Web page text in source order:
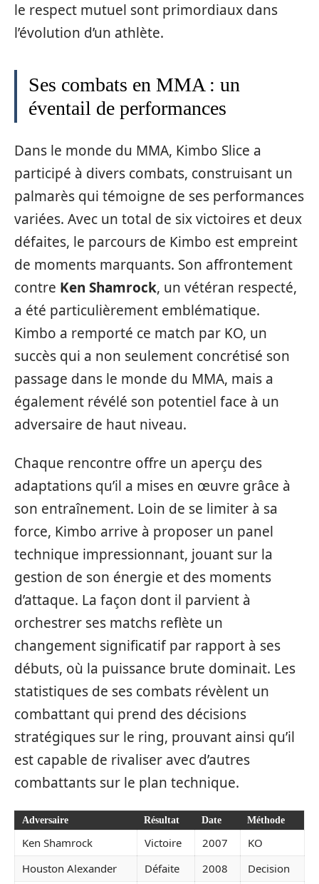
le respect mutuel sont primordiaux dans
l’évolution d’un athlète.
Ses combats en MMA : un
éventail de performances
Dans le monde du MMA, Kimbo Slice a
participé à divers combats, construisant un
palmarès qui témoigne de ses performances
variées. Avec un total de six victoires et deux
défaites, le parcours de Kimbo est empreint
de moments marquants. Son affrontement
contre Ken Shamrock, un vétéran respecté,
a été particulièrement emblématique.
Kimbo a remporté ce match par KO, un
succès qui a non seulement concrétisé son
passage dans le monde du MMA, mais a
également révélé son potentiel face à un
adversaire de haut niveau.
Chaque rencontre offre un aperçu des
adaptations qu’il a mises en œuvre grâce à
son entraînement. Loin de se limiter à sa
force, Kimbo arrive à proposer un panel
technique impressionnant, jouant sur la
gestion de son énergie et des moments
d’attaque. La façon dont il parvient à
orchestrer ses matchs reflète un
changement significatif par rapport à ses
débuts, où la puissance brute dominait. Les
statistiques de ses combats révèlent un
combattant qui prend des décisions
stratégiques sur le ring, prouvant ainsi qu’il
est capable de rivaliser avec d’autres
combattants sur le plan technique.
Adversaire Résultat Date Méthode
Ken Shamrock Victoire 2007
KO
Houston Alexander
Défaite 2008
Decision